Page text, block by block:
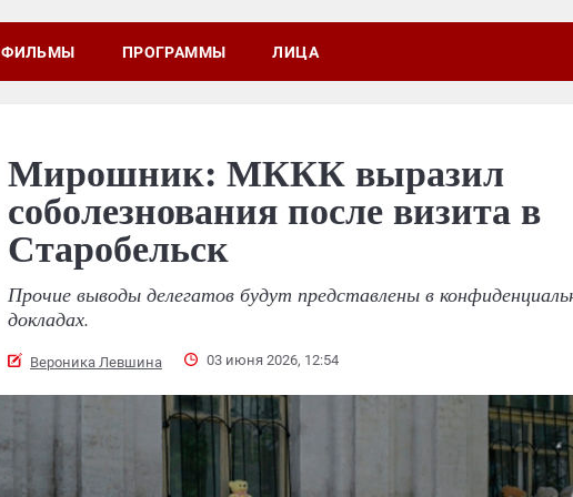
ФИЛЬМЫ ПРОГРАММЫ ЛИЦА
Мирошник: МККК выразил
соболезнования после визита в
Старобельск
Прочие выводы делегатов будут представлены в
докладах.
Вероника Левшина 03 июня 2026, 12:54